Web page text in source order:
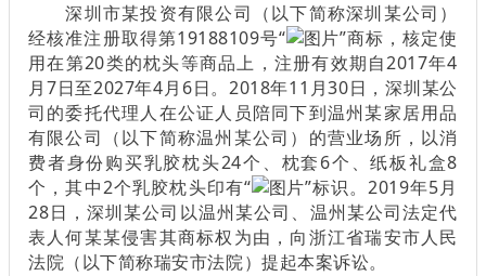
深圳市某投资有限公司（以下简称深圳某公司）
经核准注册取得第19188109号“
”商标，核定使
用在第20类的枕头等商品上，注册有效期自2017年4
月7日至2027年4月6日。2018年11月30日，深圳某公
司的委托代理人在公证人员陪同下到温州某家居用品
有限公司（以下简称温州某公司）的营业场所，以消
费者身份购买乳胶枕头24个、枕套6个、纸板礼盒8
个，其中2个乳胶枕头印有“
”标识。2019年5月
28日，深圳某公司以温州某公司、温州某公司法定代
表人何某某侵害其商标权为由，向浙江省瑞安市人民
法院（以下简称瑞安市法院）提起本案诉讼。